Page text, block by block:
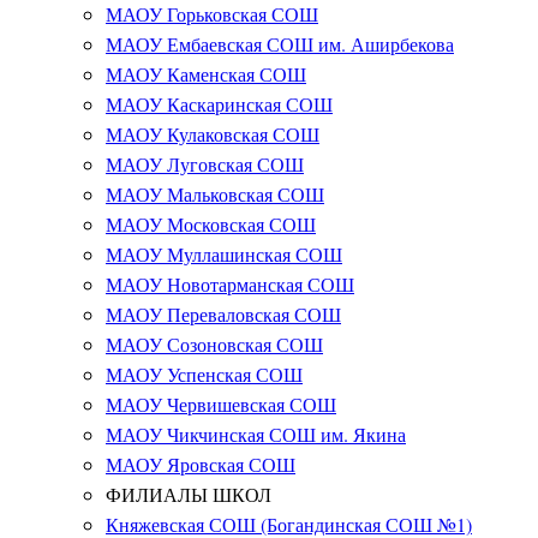
МАОУ Горьковская СОШ
МАОУ Ембаевская СОШ им. Аширбекова
МАОУ Каменская СОШ
МАОУ Каскаринская СОШ
МАОУ Кулаковская СОШ
МАОУ Луговская СОШ
МАОУ Мальковская СОШ
МАОУ Московская СОШ
МАОУ Муллашинская СОШ
МАОУ Новотарманская СОШ
МАОУ Переваловская СОШ
МАОУ Созоновская СОШ
МАОУ Успенская СОШ
МАОУ Червишевская СОШ
МАОУ Чикчинская СОШ им. Якина
МАОУ Яровская СОШ
ФИЛИАЛЫ ШКОЛ
Княжевская СОШ (Богандинская СОШ №1)